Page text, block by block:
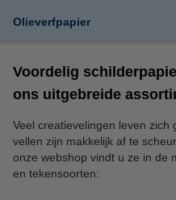
Olieverfpapier
Voordelig
ons uitgebreide
Veel creatievelingen leven zich
vellen zijn makkelijk af te
onze webshop vindt u ze in de
en tekensoorten: